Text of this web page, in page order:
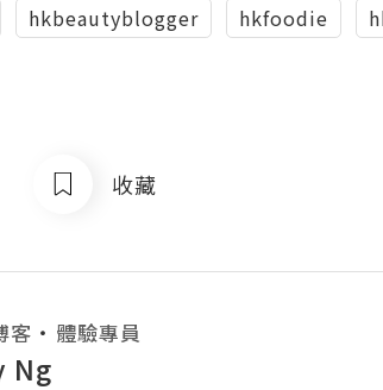
hkbeautyblogger hkfoodie
收藏
客 ・ 體驗專員
Ng